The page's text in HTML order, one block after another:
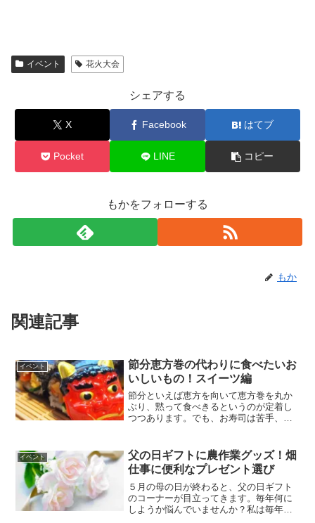
イベント 花火大会
シェアする
X Facebook はてブ
Pocket LINE コピー
もかをフォローする
もか
関連記事
イベント
節分恵方巻の代わりに食べたいお
いしいもの！スイーツ編
節分といえば恵方を向いて恵方巻を丸か
ぶり、黙って食べきるというのが定着し
つつあります。でも、お寿司は苦手、ご
分もバレンタインデーのように多様化し
つつある！？恵方巻以外で...
イベント
父の日ギフトに農作業グッズ！畑
仕事に便利なプレゼント選び
５月の母の日が終わると、父の日ギフト
のコーナーが目立ってきます。毎年何に
しようか悩んでいませんか？私は毎年と